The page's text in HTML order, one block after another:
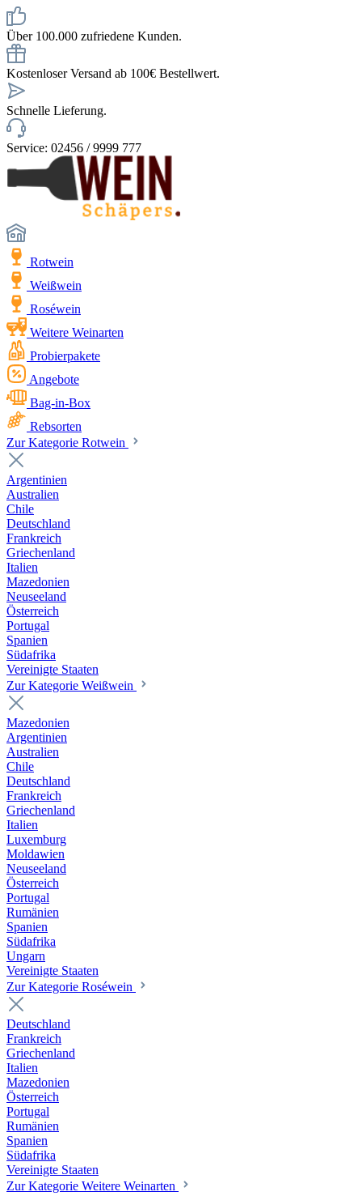
Über 100.000 zufriedene Kunden.
Kostenloser Versand ab 100€ Bestellwert.
Schnelle Lieferung.
Service: 02456 / 9999 777
Rotwein
Weißwein
Roséwein
Weitere Weinarten
Probierpakete
Angebote
Bag-in-Box
Rebsorten
Zur Kategorie Rotwein
Argentinien
Australien
Chile
Deutschland
Frankreich
Griechenland
Italien
Mazedonien
Neuseeland
Österreich
Portugal
Spanien
Südafrika
Vereinigte Staaten
Zur Kategorie Weißwein
Mazedonien
Argentinien
Australien
Chile
Deutschland
Frankreich
Griechenland
Italien
Luxemburg
Moldawien
Neuseeland
Österreich
Portugal
Rumänien
Spanien
Südafrika
Ungarn
Vereinigte Staaten
Zur Kategorie Roséwein
Deutschland
Frankreich
Griechenland
Italien
Mazedonien
Österreich
Portugal
Rumänien
Spanien
Südafrika
Vereinigte Staaten
Zur Kategorie Weitere Weinarten